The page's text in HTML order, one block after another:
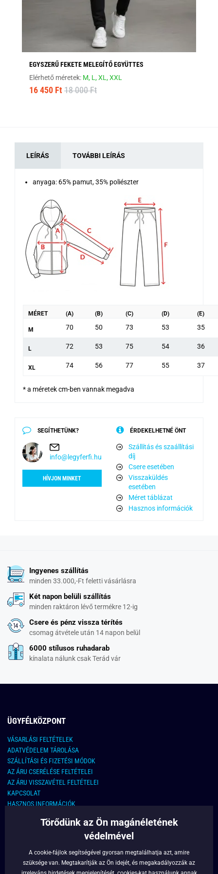
EGYSZERŰ FEKETE MELEGÍTŐ EGYÜTTES
Elérhető méretek: M, L,XL,XXL
16 450 Ft 18 000 Ft
LEÍRÁS TOVÁBBI LEÍRÁS
anyaga: 65% pamut, 35% poliészter
MÉRET (A) (B) (C) (D) (E)
M 70 50 73 53 35
L 72 53 75 54 36
XL 74 56 77 55 37
* a méretek cm-ben vannak megadva
SEGÍTHETÜNK?
info@legyferfi.hu
HÍVJON MINKET
ÉRDEKELHETNÉ ÖNT
Szállítás és szaállítási
díj
Csere esetében
Visszaküldés
esetében
Méret táblázat
Hasznos információk
Ingyenes szállítás
minden 33.000,-Ft feletti vásárlásra
Két napon belüli szállítás
minden raktáron lévő termékre 12-ig
Csere és pénz vissza térítés
csomag átvétele után 14 napon belül
6000 stílusos ruhadarab
kínalata nálunk csak Terád vár
ÜGYFÉLKÖZPONT
VÁSARLÁSI FELTÉTELEK
ADATVÉDELEM TÁROLÁSA
SZÁLLÍTÁSI ÉS FIZETÉSI MÓDOK
AZ ÁRU CSERÉLÉSE FELTÉTELEI
AZ ÁRU VISSZAVÉTEL FELTÉTELEI
KAPCSOLAT
HASZNOS INFORMÁCIÓK
KAPCSOLAT
info@legyferfi.hu
FONTOS INFORMÁCIÓK
Törődünk az Ön magánéletének
védelmével
A cookie-fájlok segítségével gyorsan megtalálhatja azt, amire
szüksége van. Megtakarítják az Ön idejét, és megakadályozzák az